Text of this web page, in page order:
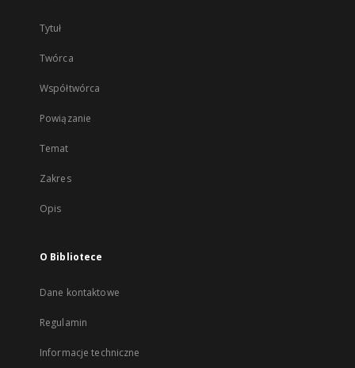
Tytuł
Twórca
Współtwórca
Powiązanie
Temat
Zakres
Opis
O Bibliotece
Dane kontaktowe
Regulamin
Informacje techniczne